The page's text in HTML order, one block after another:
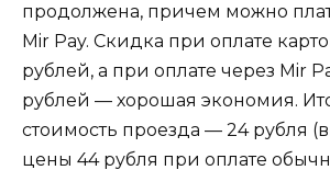
продолжена, причем можно
Mir Pay. Скидка при оплате
рублей, а при оплате через Mir
рублей — хорошая экономия.
стоимость проезда — 24 рубля
цены 44 рубля при оплате